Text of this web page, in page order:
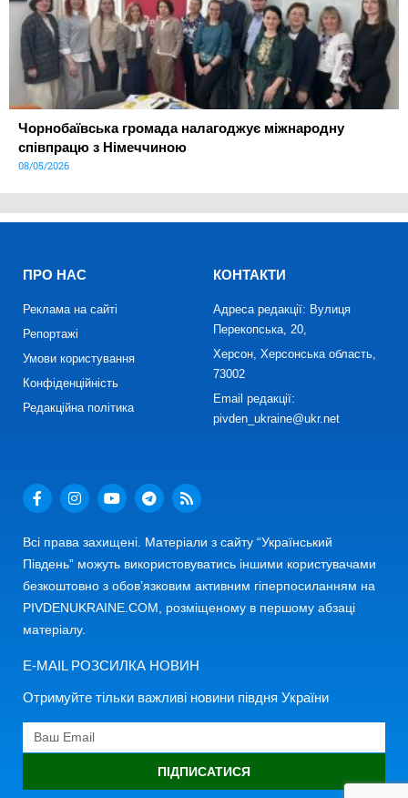
Чорнобаївська громада налагоджує міжнародну
співпрацю з Німеччиною
08/05/2026
ПРО НАС
Реклама на сайті
Репортажі
Умови користування
Конфіденційність
Редакційна політика
КОНТАКТИ
Адреса редакції: Вулиця
Перекопська, 20,
Херсон, Херсонська область,
73002
Email редакції:
pivden_ukraine@ukr.net
Всі права захищені. Матеріали з сайту “Український
Південь” можуть використовуватись іншими користувачами
безкоштовно з обов’язковим активним гіперпосиланням на
PIVDENUKRAINE.COM, розміщеному в першому абзаці
матеріалу.
E-MAIL РОЗСИЛКА НОВИН
Отримуйте тільки важливі новини півдня України
ПІДПИСАТИСЯ